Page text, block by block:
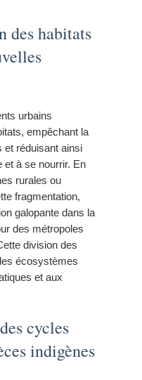
des habitats
urbains
empêchant la
et réduisant ainsi
et à se nourrir. En
rurales ou
fragmentation,
galopante dans la
des métropoles
division des
écosystèmes
et aux
cycles
indigènes